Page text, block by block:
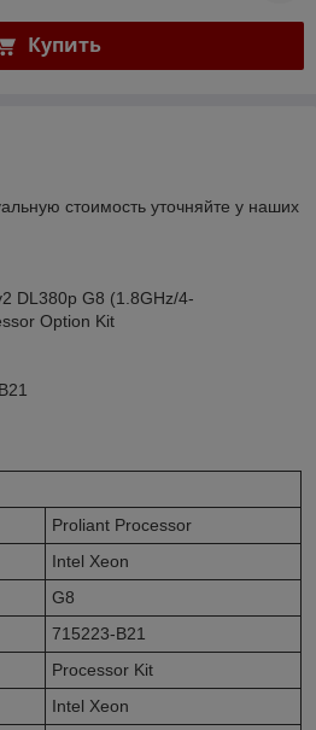
Купить
стоимость уточняйте у наших
DL380p G8 (1.8GHz/4-
Option Kit
Proliant Processor
Intel Xeon
G8
715223-B21
Processor Kit
Intel Xeon